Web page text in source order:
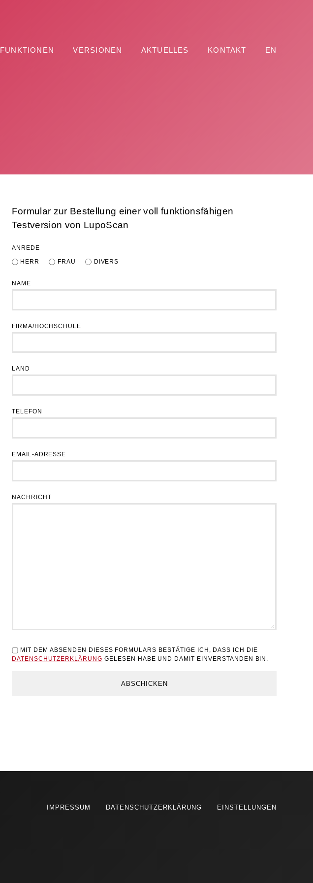
FUNKTIONEN VERSIONEN AKTUELLES KONTAKT EN
Formular zur Bestellung einer voll funktionsfähigen
Testversion von LupoScan
ANREDE
HERR
FRAU DIVERS
NAME
FIRMA/HOCHSCHULE
LAND
TELEFON
EMAIL-ADRESSE
NACHRICHT
MIT DEM ABSENDEN DIESES FORMULARS BESTÄTIGE ICH, DASS ICH DIE
DATENSCHUTZERKLÄRUNG GELESEN HABE UND DAMIT EINVERSTANDEN BIN.
IMPRESSUM DATENSCHUTZERKLÄRUNG EINSTELLUNGEN